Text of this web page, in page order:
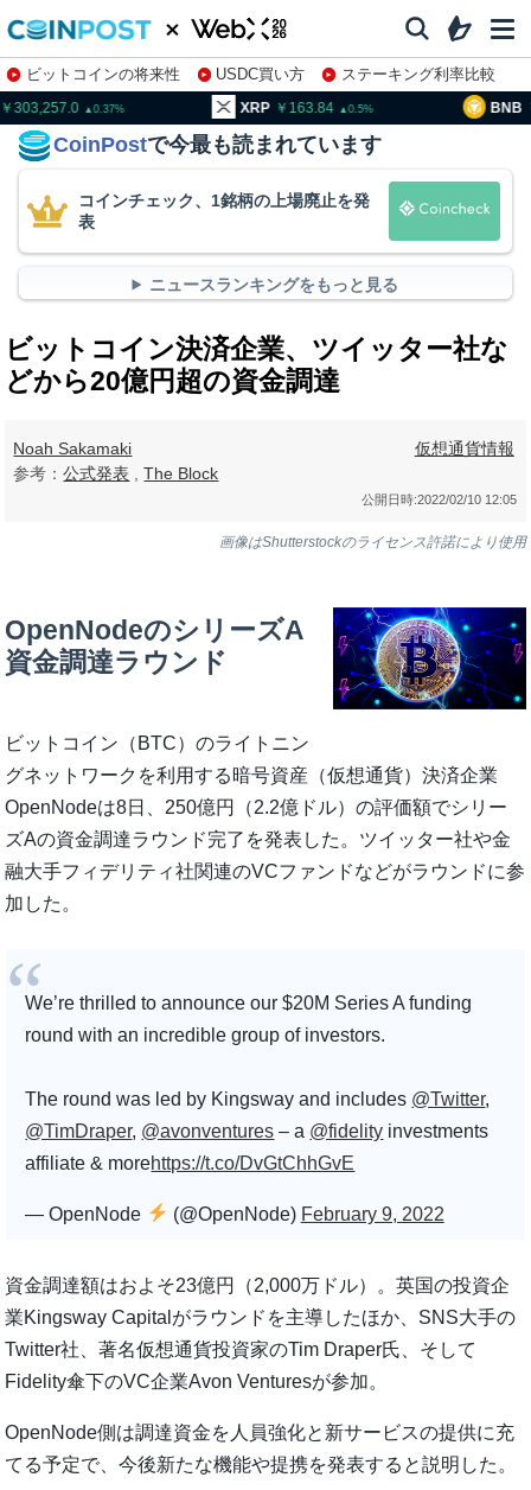
ビットコインの将来性 USDC買い方
ステーキング利率比較
株特集・関連銘柄
0.37 XRP 163.84 0.5 BNB
CoinPostで今最も読まれています
コインチェック、1銘柄の上場廃止を発
表
ニュースランキングをもっと見る
ビットコイン決済企業、ツイッター社な
どから20億円超の資金調達
Noah Sakamaki
参考：公式発表 ,The Block
仮想通貨情報
公開日時:2022/02/10 12:05
画像はShutterstockのライセンス許諾により使用
OpenNodeのシリーズA
資金調達ラウンド
ビットコイン（BTC）のライトニン
グネットワークを利用する暗号資産（仮想通貨）決済企業
OpenNodeは8日、250億円（2.2億ドル）の評価額でシリー
ズAの資金調達ラウンド完了を発表した。ツイッター社や金
融大手フィデリティ社関連のVCファンドなどがラウンドに参
加した。
We’re thrilled to announce our $20M Series A funding
round with an incredible group of investors.
The round was led by Kingsway and includes @Twitter,
@TimDraper, @avonventures – a @fidelity investments
affiliate & morehttps://t.co/DvGtChhGvE
— OpenNode (@OpenNode) February 9, 2022
資金調達額はおよそ23億円（2,000万ドル）。英国の投資企
業Kingsway Capitalがラウンドを主導したほか、SNS大手の
Twitter社、著名仮想通貨投資家のTim Draper氏、そして
Fidelity傘下のVC企業Avon Venturesが参加。
OpenNode側は調達資金を人員強化と新サービスの提供に充
てる予定で、今後新たな機能や提携を発表すると説明した。